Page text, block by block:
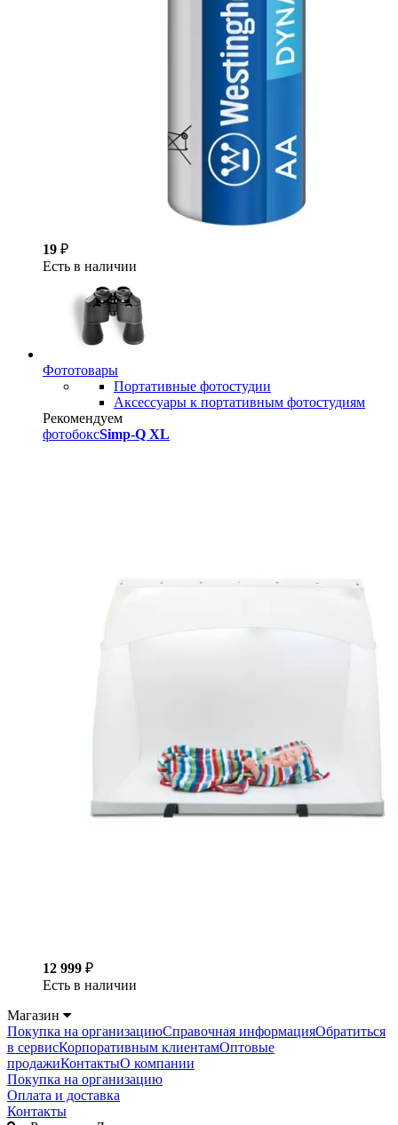
19 ₽
Есть в наличии
Фототовары
Портативные фотостудии
Аксессуары к портативным фотостудиям
Рекомендуем
фотобоксSimp-Q XL
12 999 ₽
Есть в наличии
Магазин
Покупка на организациюСправочная информацияОбратиться
в сервисКорпоративным клиентамОптовые
продажиКонтактыО компании
Покупка на организацию
Оплата и доставка
Контакты